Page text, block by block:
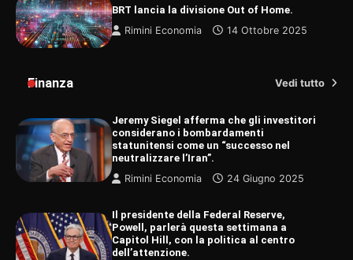
BRT lancia la divisione Out of Home.
Rimini Economia
14 Ottobre 2025
Finanza Vedi tutto
Jeremy Siegel afferma che gli investitori
considerano i bombardamenti
statunitensi come un “successo nel
neutralizzare l’Iran”.
Rimini Economia
24 Giugno 2025
Il presidente della Federal Reserve,
Powell, parlerà questa settimana a
Capitol Hill, con la politica al centro
dell’attenzione.